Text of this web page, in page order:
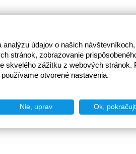
údajov o našich
stránok, zobrazovanie
skvelého zážitku z webových stránok.
otvorené nastavenia.
Nie, uprav Ok,